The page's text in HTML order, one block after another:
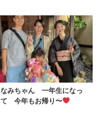
なみちゃん 一年生になっ
て 今年もお帰り〜